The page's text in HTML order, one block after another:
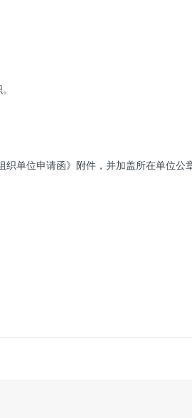
单位申请函》附件，并加盖所在单位